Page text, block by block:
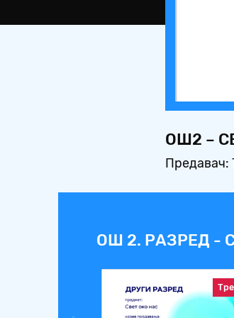
ОШ2 –
Предавач:
ОШ 2. РАЗРЕД -